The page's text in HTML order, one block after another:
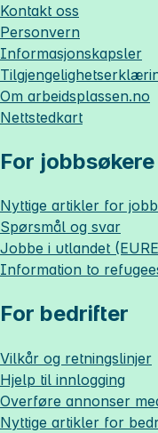
Kontakt oss
Personvern
Informasjonskapsler
Om arbeidsplassen.no
Nettstedkart
For jobbsøkere
Nyttige artikler for
Spørsmål og svar
Jobbe i utlandet
Information to
For bedrifter
Vilkår og retningslinjer
Hjelp til innlogging
Overføre annonser
Nyttige artikler for